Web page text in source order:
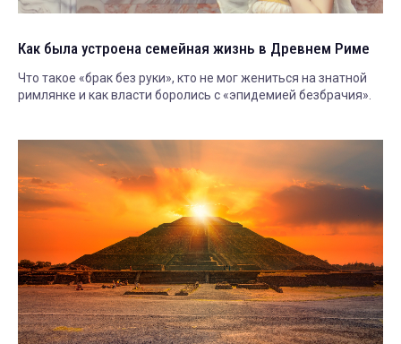
Как была устроена семейная жизнь в Древнем Риме
Что такое «брак без руки», кто не мог жениться на знатной
римлянке и как власти боролись с «эпидемией безбрачия».